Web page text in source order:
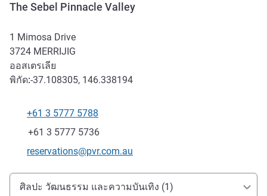
The Sebel Pinnacle Valley
1 Mimosa Drive
3724 MERRIJIG
ออสเตรเลีย
พิกัด:-37.108305, 146.338194
โทรศัพท์
+61 3 5777 5788
แฟกซ์
+61 3 5777 5736
อีเมลติดต่อ
reservations@pvr.com.au
การเข้าถึงและการเดินทาง
ศิลปะ วัฒนธรรม และความบันเทิง (1)